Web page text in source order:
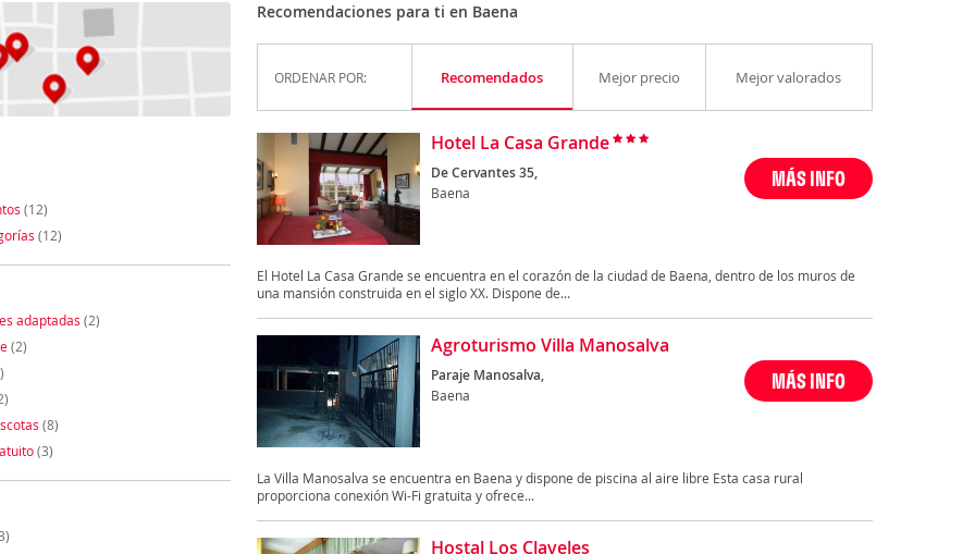
(12)
(12)
adaptadas (2)
(2)
(8)
(3)
Recomendaciones para ti en Baena
ORDENAR POR: Recomendados Mejor precio Mejor valorados
Hotel La Casa Grande
De Cervantes 35,
Baena
MÁS INFO
El Hotel La Casa Grande se encuentra en el corazón de la ciudad de Baena, dentro de los muros de
una mansión construida en el siglo XX. Dispone de...
Agroturismo Villa Manosalva
Paraje Manosalva,
Baena
MÁS INFO
La Villa Manosalva se encuentra en Baena y dispone de piscina al aire libre Esta casa rural
proporciona conexión Wi-Fi gratuita y ofrece...
Hostal Los Claveles